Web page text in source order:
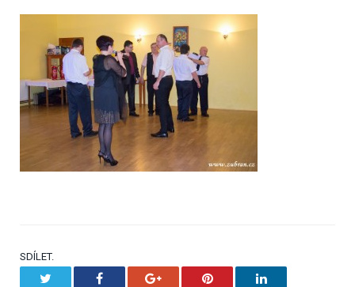
SDÍLET.
Facebook Google+ Pinterest LinkedIn